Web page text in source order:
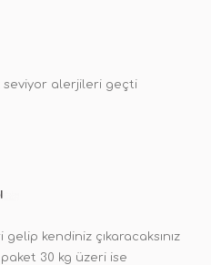
seviyor alerjileri geçti
kendiniz çıkaracaksınız
30 kg üzeri ise